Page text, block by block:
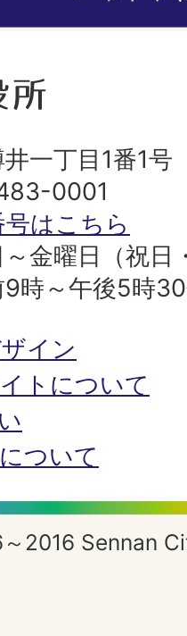
一丁目1番1号
0001
はこちら
金曜日（祝日
時～午後5時
イン
トについて
ついて
2016 Sennan